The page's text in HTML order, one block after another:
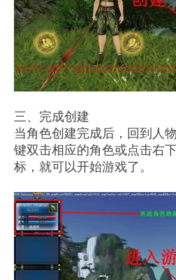
三、完成创建
当角色创建完成后，回到人
键双击相应的角色或点击右
标，就可以开始游戏了。